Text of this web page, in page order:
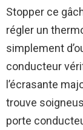
Stopper ce
régler un
simplement
conducteur
l’écrasante
trouve
porte